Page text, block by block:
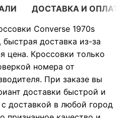
ДОСТАВКА И ОПЛАТА
Converse 1970s
доставка из-за
цена. Кроссовки только
номера от
При заказе вы
доставки быстрой и
доставкой в любой город